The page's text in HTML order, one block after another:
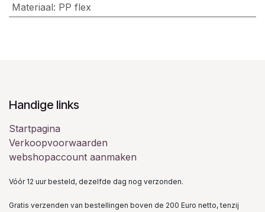
Materiaal: PP flex
Handige links
Startpagina
Verkoopvoorwaarden
webshopaccount aanmaken
Vóór 12 uur besteld, dezelfde dag nog verzonden.
Gratis verzenden van bestellingen boven de 200 Euro netto, tenzij